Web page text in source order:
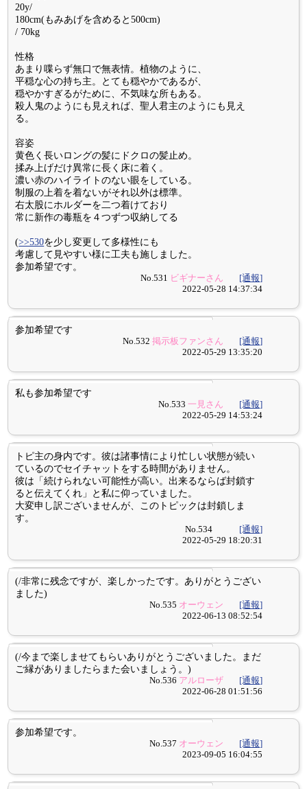
20y/
180cm(もみあげを含めると500cm)
/ 70kg
性格
あまり喋らず無口で無表情。植物のように、
平穏な心の持ち主。とても穏やかであるが、
穏やかすぎるがために、不気味な所もある。
殺人鬼のようにも見えれば、聖人君主のようにも見え
る。
容姿
黄色く長いロングの髪にドクロの髪止め。
揉み上げだけ異常に長く床に着く。
濃い赤のハイライトのない眼をしている。
制服の上着を着ないがそれ以外は標準。
右太股にホルダーを二つ着けており
常に新作の毒瓶を４つずつ収納してる
(>>530を少し変更して多様性にも
考慮して見やすい様に工夫も施しました。
参加希望です。
No.531 ビギナーさん
[通報]
2022-05-28 14:37:34
参加希望です
No.532掲示板ファンさん
[通報]
2022-05-29 13:35:20
私も参加希望です
No.533一見さん
[通報]
2022-05-29 14:53:24
トピ主の身内です。彼は諸事情により忙しい状態が続い
ているのでセイチャットをする時間がありません。
彼は「続けられない可能性が高い。出来るならば封鎖す
ると伝えてくれ」と私に仰っていました。
大変申し訳ございませんが、このトピックは封鎖しま
す。
No.534
[通報]
2022-05-29 18:20:31
(/非常に残念ですが、楽しかったです。ありがとうござい
ました)
No.535 オーウェン
[通報]
2022-06-13 08:52:54
(/今まで楽しませてもらいありがとうございました。まだ
ご縁がありましたらまた会いましょう。)
No.536 アルローザ
[通報]
2022-06-28 01:51:56
参加希望です。
No.537 オーウェン
[通報]
2023-09-05 16:04:55